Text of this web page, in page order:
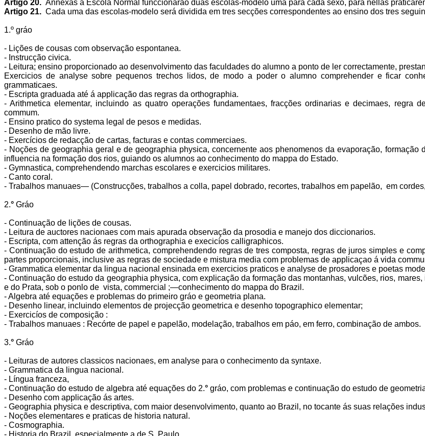
Artigo 20. Annexas á Escola Normal funccionarão duas éscolas-modelo uma para cada sexo, para nellas
Artigo 21. Cada uma das escolas-modelo será dividida em tres secções correspondentes ao ensino dos tres
1.º gráo
- Lições de cousas com observação espontanea.
- Instrucção civica.
- Leitura; ensino proporcionado ao desenvolvimento das faculdades do alumno a ponto de ler correctamente,
Exercicios de analyse sobre pequenos trechos lidos, de modo a poder o alumno comprehender e ficar
grammaticaes.
- Escripta graduada até á applicação das regras da orthographia.
- Arithmetica elementar, incluindo as quatro operações fundamentaes, fracções ordinarias e decimaes, regra
commum.
- Ensino pratico do systema legal de pesos e medidas.
- Desenho de mão livre.
- Exercícios de redacção de cartas, facturas e contas commerciaes.
- Noções de geographia geral e de geographia physica, concernente aos phenomenos da evaporação,
influencia na formação dos rios, guiando os alumnos ao conhecimento do mappa do Estado.
- Gymnastica, comprehendendo marchas escolares e exercicios militares.
- Canto coral.
- Trabalhos manuaes— (Construcções, trabalhos a colla, papel dobrado, recortes, trabalhos em papelão, em
2.° Gráo
- Continuação de lições de cousas.
- Leitura de auctores nacionaes com mais apurada observação da prosodia e manejo dos diccionarios.
- Escripta, com attenção ás regras da orthographia e execicíos calligraphicos.
- Continuação do estudo de arithmetica, comprehendendo regras de tres composta, regras de juros simples e
partes proporcionais, inclusive as regras de sociedade e mistura media com problemas de applicaçao á vida
- Grammatica elementar da lingua nacional ensinada em exercicios pra­ticos e analyse de prosadores e poetas
- Continuação do estudo da geographia physica, com explicação da for­mação das montanhas, vulcões, rios,
e do Prata, sob o ponlo de vista, commercial ;—conhecimento do mappa do Brazil.
- Algebra até equações e problemas do primeiro gráo e geometria plana.
- Desenho linear, incluindo elementos de projecção geometrica e dese­nho topographico elementar;
- Exercicíos de composição :
- Trabalhos manuaes : Recórte de papel e papelão, modelação, traba­lhos em páo, em ferro, combinação de ambos.
3.° Gráo
- Leituras de autores classicos nacionaes, em analyse para o conheci­mento da syntaxe.
- Grammatica da lingua nacional.
- Língua franceza,
- Continuação do estudo de algebra até equações do 2.° gráo, com problemas e continuação do estudo de
- Desenho com applicação ás artes.
- Geographia physica e descriptiva, com maior desenvolvimento, quanto ao Brazil, no tocante ás suas relações
- Noções elementares e praticas de historia natural.
- Cosmographia.
- Historia do Brazil, especialmente a de S. Paulo.